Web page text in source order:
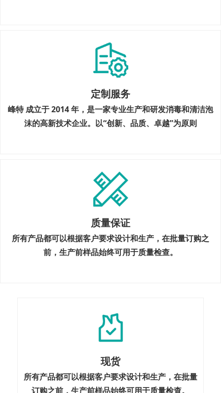
定制服务
峰特 成立于 2014 年，是一家专业生产和研发消毒和清洁泡
沫的高新技术企业。以“创新、品质、卓越”为原则
质量保证
所有产品都可以根据客户要求设计和生产，在批量订购之
前，生产前样品始终可用于质量检查。
现货
所有产品都可以根据客户要求设计和生产，在批量
订购之前，生产前样品始终可用于质量检查。